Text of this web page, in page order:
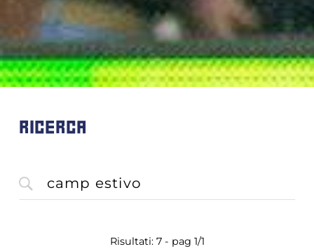
RICERCA
Risultati: 7 - pag 1/1